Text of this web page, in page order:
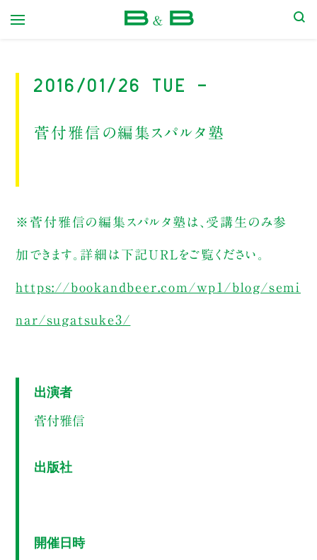
2016/01/26 Tue -
菅付雅信の編集スパルタ塾
※菅付雅信の編集スパルタ塾は、受講生のみ参
加できます。詳細は下記URLをご覧ください。
https://bookandbeer.com/wp1/blog/semi
nar/sugatsuke3/
出演者
菅付雅信
出版社
開催日時